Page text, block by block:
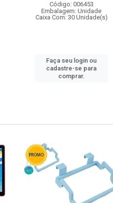
Código: 006453
Embalagem: Unidade
Caixa Com: 30 Unidade(s)
Faça seu login ou
cadastre-se para
comprar.